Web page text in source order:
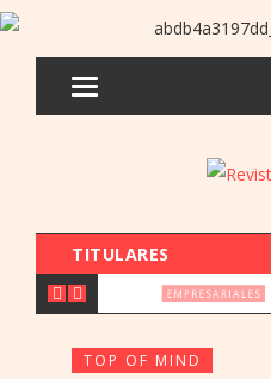
TITULARES
EMPRESARIALES
TOP OF MIND